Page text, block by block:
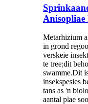
Anisopliae
Metarhizium
in grond
verskeie
te tree;dit
swamme.Dit
insekspesies
tans as 'n
aantal plae